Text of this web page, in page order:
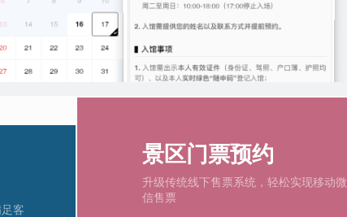
客
景区门票预约
升级传统线下售票系统，轻松实现移动微
信售票